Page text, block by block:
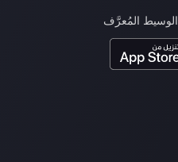
الوسيط المُعرَّف